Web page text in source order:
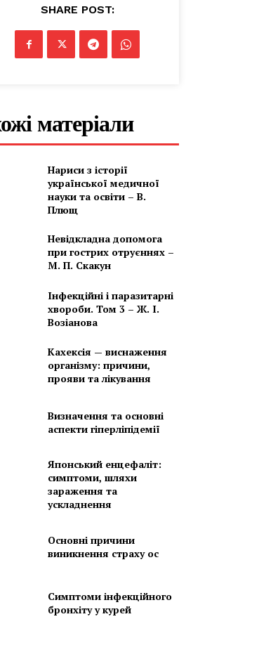
SHARE POST:
матеріали
Нариси з історії
української медичної
науки та освіти – В.
Плющ
Невідкладна допомога
при гострих отруєннях –
М. П. Скакун
Інфекційні і паразитарні
хвороби. Том 3 – Ж. І.
Возіанова
Кахексія — виснаження
організму: причини,
прояви та лікування
Визначення та основні
аспекти гіперліпідемії
Японський енцефаліт:
симптоми, шляхи
зараження та
ускладнення
Основні причини
виникнення страху ос
Симптоми інфекційного
бронхіту у курей